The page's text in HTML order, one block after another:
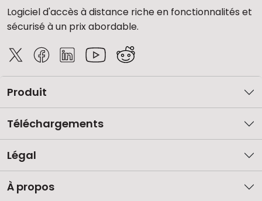
Logiciel d'accès à distance riche en fonctionnalités et
sécurisé à un prix abordable.
Produit
Téléchargements
Légal
À propos